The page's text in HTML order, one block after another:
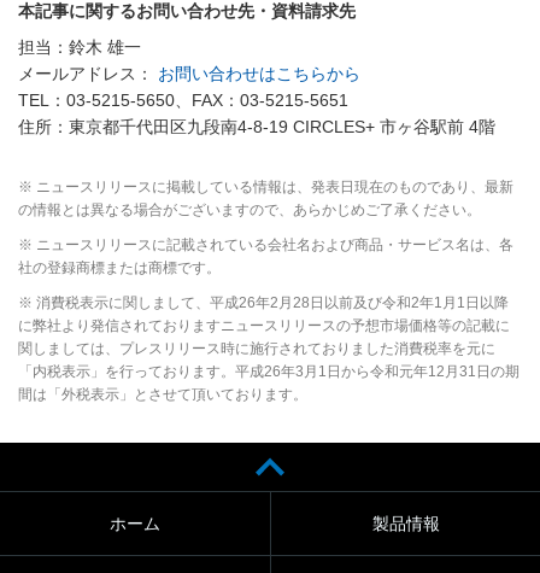
本記事に関するお問い合わせ先・資料請求先
担当：鈴木 雄一
メールアドレス： お問い合わせはこちらから
TEL：03-5215-5650、FAX：03-5215-5651
住所：東京都千代田区九段南4-8-19 CIRCLES+ 市ヶ谷駅前 4階
※ ニュースリリースに掲載している情報は、発表日現在のものであり、最新
の情報とは異なる場合がございますので、あらかじめご了承ください。
※ ニュースリリースに記載されている会社名および商品・サービス名は、各
社の登録商標または商標です。
※ 消費税表示に関しまして、平成26年2月28日以前及び令和2年1月1日以降
に弊社より発信されておりますニュースリリースの予想市場価格等の記載に
関しましては、プレスリリース時に施行されておりました消費税率を元に
「内税表示」を行っております。平成26年3月1日から令和元年12月31日の期
間は「外税表示」とさせて頂いております。
ホーム 製品情報